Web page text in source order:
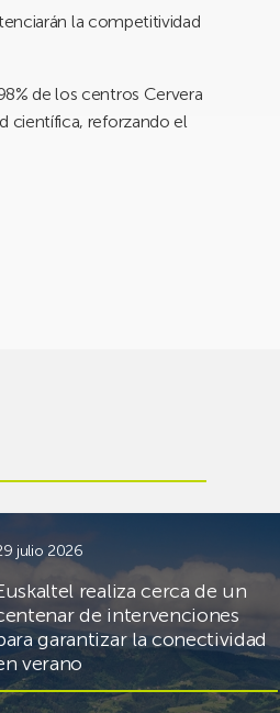
la competitividad
de los centros Cervera
científica, reforzando el
julio 2026
realiza cerca de un
de intervenciones
garantizar la conectividad
verano